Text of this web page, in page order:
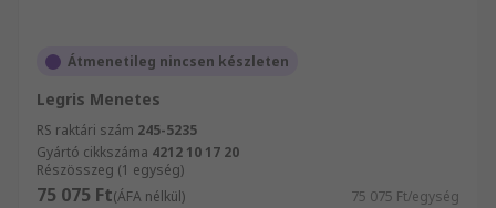
Átmenetileg nincsen készleten
Legris Menetes
RS raktári szám 245-5235
Gyártó cikkszáma 4212 10 17 20
Részösszeg (1 egység)
75 075 Ft(ÁFA nélkül) 75 075 Ft/egység